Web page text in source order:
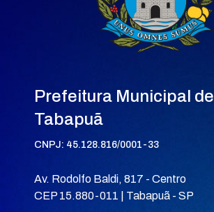
Prefeitura Municipal de
Tabapuã
CNPJ: 45.128.816/0001-33
Av. Rodolfo Baldi, 817 - Centro
CEP 15.880-011 | Tabapuã - SP